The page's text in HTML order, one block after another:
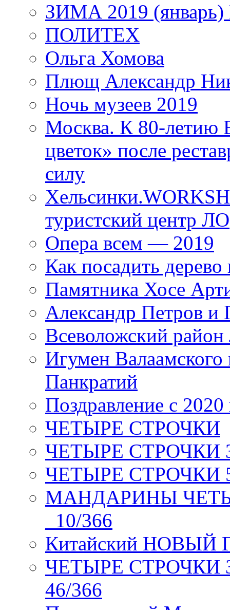
ЗИМА 2019 (январь)
ПОЛИТЕХ
Ольга Хомова
Плющ Александр
Ночь музеев 2019
Москва. К 80-
цветок» после
силу
туристский центр ЛО
Опера всем — 2019
Как посадить дерево
Памятника Хосе
Александр Петров и
Всеволожский район
Игумен
Панкратий
Поздравление с 2020
ЧЕТЫРЕ СТРОЧКИ
ЧЕТЫРЕ СТРОЧКИ 3
ЧЕТЫРЕ СТРОЧКИ 5
МАНДАРИНЫ
_10/366
Китайский НОВЫЙ
ЧЕТЫРЕ СТРОЧКИ
46/366